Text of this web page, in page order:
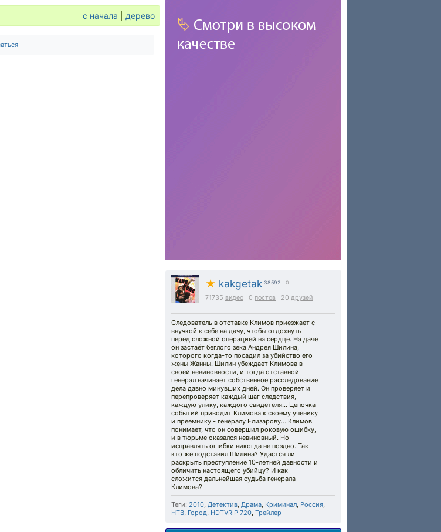
★ kakgetak 38592 | 0
71735 видео 0 постов 20 друзей
Следователь в отставке Климов приезжает с
внучкой к себе на дачу, чтобы отдохнуть
перед сложной операцией на сердце. На даче
он застаёт беглого зека Андрея Шилина,
которого когда-то посадил за убийство его
жены Жанны. Шилин убеждает Климова в
своей невиновности, и тогда отставной
генерал начинает собственное расследование
дела давно минувших дней. Он проверяет и
перепроверяет каждый шаг следствия,
каждую улику, каждого свидетеля... Цепочка
событий приводит Климова к своему ученику
и преемнику - генералу Елизарову... Климов
понимает, что он совершил роковую ошибку,
и в тюрьме оказался невиновный. Но
исправлять ошибки никогда не поздно. Так
кто же подставил Шилина? Удастся ли
раскрыть преступление 10-летней давности и
обличить настоящего убийцу? И как
сложится дальнейшая судьба генерала
Климова?
Теги: 2010, Детектив, Драма, Криминал, Россия,
НТВ, Город, HDTVRIP 720, Трейлер
с начала дерево